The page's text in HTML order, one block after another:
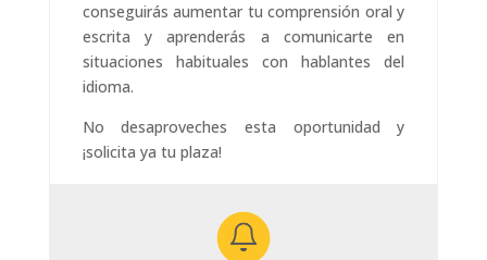
conseguirás aumentar tu comprensión oral y
escrita y aprenderás a comunicarte en
situaciones habituales con hablantes del
idioma.
No desaproveches esta oportunidad y
¡solicita ya tu plaza!